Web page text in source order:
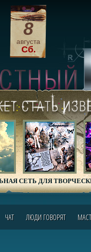
8
августа
Сб.
СЕТЬ ДЛЯ
ЧАТ ЛЮДИ ГОВОРЯТ